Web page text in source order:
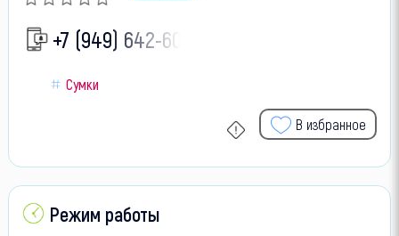
+7 (949) 642-60-
Сумки
В избранное
Режим работы